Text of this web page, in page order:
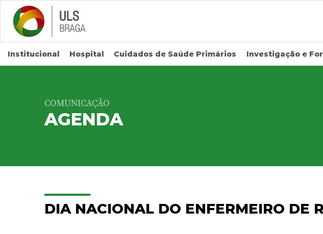
Saltar para conteúdo principal
Institucional Hospital Cuidados de Saúde Primários Investigação e
COMUNICAÇÃO
AGENDA
DIA NACIONAL DO ENFERMEIRO DE